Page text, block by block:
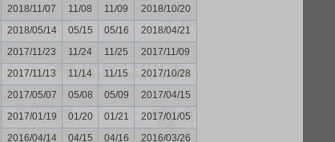
2018/11/07 11/08 11/09
2018/10/20
2018/05/14 05/15 05/16
2018/04/21
2017/11/23 11/24 11/25
2017/11/09
2017/11/13 11/14 11/15
2017/10/28
2017/05/07 05/08 05/09
2017/04/15
2017/01/19 01/20 01/21
2017/01/05
2016/04/14 04/15 04/16
2016/03/26